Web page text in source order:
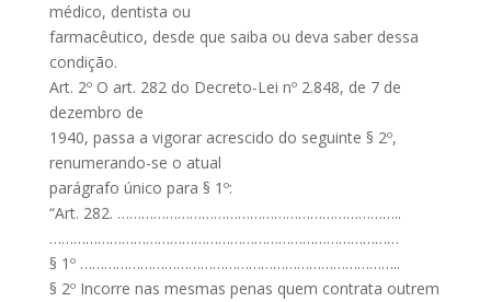
médico, dentista ou
farmacêutico, desde que saiba ou deva saber dessa
condição.
Art. 2º O art. 282 do Decreto-Lei nº 2.848, de 7 de
dezembro de
1940, passa a vigorar acrescido do seguinte § 2º,
renumerando-se o atual
parágrafo único para § 1º:
“Art. 282. ……………………………………………………………..
……………………………………………………………………………
§ 1º ……………………………………………………………………..
§ 2º Incorre nas mesmas penas quem contrata outrem